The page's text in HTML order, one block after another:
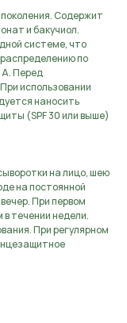
Содержит
и бакучиол.
системе, что
по
Перед
использовании
наносить
(SPF 30 или выше)
на лицо, шею
на постоянной
При первом
в течении недели.
При регулярном